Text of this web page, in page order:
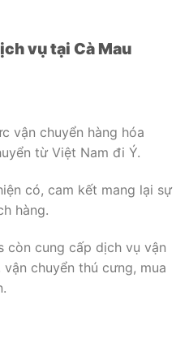
vụ tại Cà Mau
vận chuyển hàng hóa
từ Việt Nam đi Ý.
có, cam kết mang lại sự
hàng.
còn cung cấp dịch vụ vận
chuyển thú cưng, mua